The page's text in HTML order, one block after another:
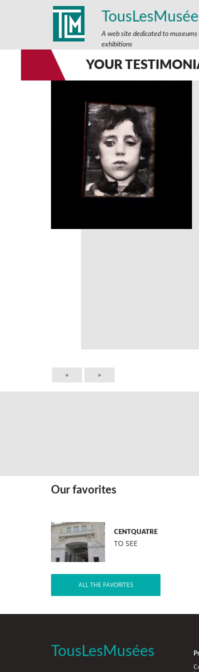
A web site dedicated to museums
exhibitions
YOUR
« »
Our favorites
CENTQUATRE
TO SEE
ALL THE FAVORITES
TousLesMusées